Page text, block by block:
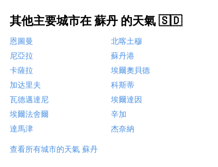
其他主要城市在 蘇丹 的天氣 🇸🇩
恩圖曼
北喀土穆
尼亞拉
蘇丹港
卡薩拉
埃爾奧貝德
加达里夫
科斯蒂
瓦德邁達尼
埃爾達因
埃爾法舍爾
辛加
達馬津
杰奈納
查看所有城市的天氣 蘇丹